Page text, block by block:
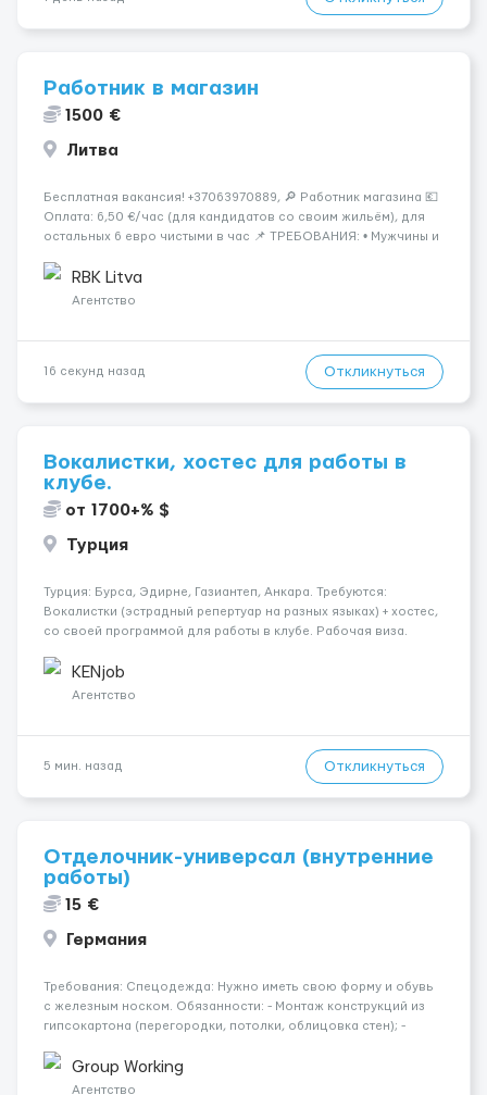
Работник в магазин
1500 €
Литва
Бесплатная вакансия! +37063970889, 🔎 Работник магазина 💶
Оплата: 6,50 €/час (для кандидатов со своим жильём), для
остальных 6 евро чистыми в час 📌 ТРЕБОВАНИЯ: • Мужчины и
работать • Готовность работать в ...
RBK Litva
Агентство
16 секунд назад Откликнуться
Вокалистки, хостес для работы в
клубе.
от 1700+% $
Турция
Турция: Бурса, Эдирне, Газиантеп, Анкара. Требуются:
Вокалистки (эстрадный репертуар на разных языках) + хостеc,
со своей программой для работы в клубе. Рабочая виза.
одного до трех месяцев. Мед. страховка. Высокая зарплат...
KENjob
Агентство
5 мин. назад Откликнуться
Отделочник-универсал (внутренние
работы)
15 €
Германия
Требования: Спецодежда: Нужно иметь свою форму и обувь
с железным носком. Обязанности: - Монтаж конструкций из
гипсокартона (перегородки, потолки, облицовка стен); -
малярных работ (шпатлевка, грунтовка, покраска); -
Штукатурные работы ...
Group Working
Агентство